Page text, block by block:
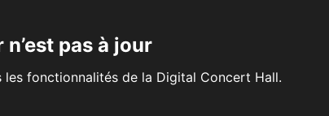
pas à jour
fonctionnalités de la Digital Concert Hall.